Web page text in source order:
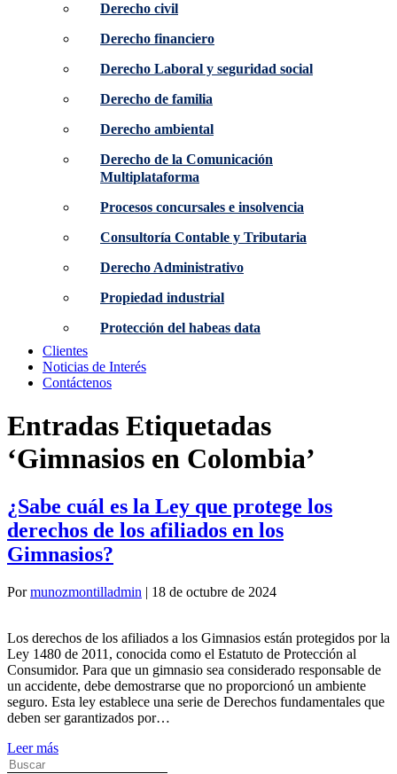
Derecho civil
Derecho financiero
Derecho Laboral y seguridad social
Derecho de familia
Derecho ambiental
Derecho de la Comunicación
Multiplataforma
Procesos concursales e insolvencia
Consultoría Contable y Tributaria
Derecho Administrativo
Propiedad industrial
Protección del habeas data
Clientes
Noticias de Interés
Contáctenos
Entradas Etiquetadas
‘Gimnasios en Colombia’
¿Sabe cuál es la Ley que protege los
derechos de los afiliados en los
Gimnasios?
Pormunozmontilladmin | 18 de octubre de 2024
Los derechos de los afiliados a los Gimnasios están protegidos por la
Ley 1480 de 2011, conocida como el Estatuto de Protección al
Consumidor. Para que un gimnasio sea considerado responsable de
un accidente, debe demostrarse que no proporcionó un ambiente
seguro. Esta ley establece una serie de Derechos fundamentales que
deben ser garantizados por…
Leer más